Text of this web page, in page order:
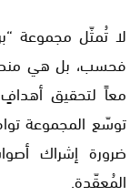
لا تُمثّل مجموعة
فحسب، بل هي
معاً لتحقيق
توسّع المجموعة
ضرورة إشراك
المُعقّدة.